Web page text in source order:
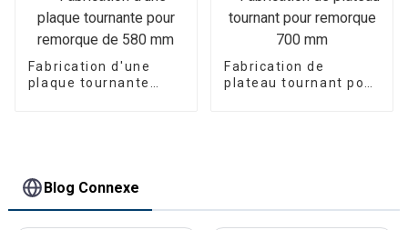
Fabrication d'une
plaque tournante
Fabrication de
plateau tournant pour
Blog Connexe